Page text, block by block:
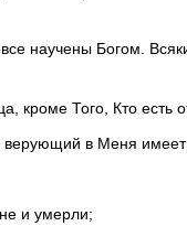
научены Богом.
кроме Того, Кто есть
верующий в Меня
и умерли;